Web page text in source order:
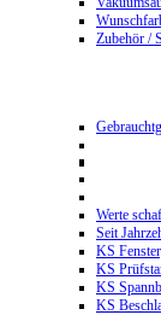
Zubehör /
Werte
Seit
KS
KS
KS
KS